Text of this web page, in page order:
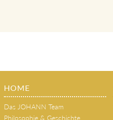
HOME
Das JOHANN Team
Philosophie & Geschichte